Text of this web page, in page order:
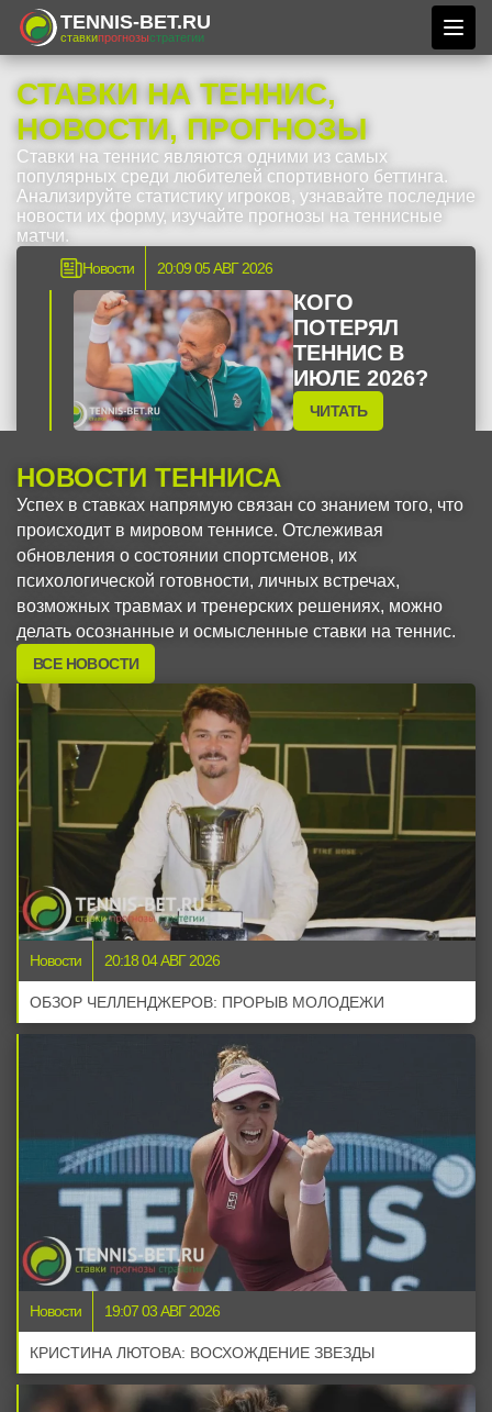
TENNIS-BET.RU
ставкипрогнозыстратегии
СТАВКИ НА ТЕННИС,
НОВОСТИ, ПРОГНОЗЫ
Ставки на теннис являются одними из самых
популярных среди любителей спортивного беттинга.
Анализируйте статистику игроков, узнавайте последние
новости их форму, изучайте прогнозы на теннисные
матчи.
Новости 20:09 05 АВГ 2026
КОГО
ПОТЕРЯЛ
ТЕННИС В
ИЮЛЕ 2026?
ЧИТАТЬ
НОВОСТИ ТЕННИСА
Успех в ставках напрямую связан со знанием того, что
происходит в мировом теннисе. Отслеживая
обновления о состоянии спортсменов, их
психологической готовности, личных встречах,
возможных травмах и тренерских решениях, можно
делать осознанные и осмысленные ставки на теннис.
ВСЕ НОВОСТИ
Новости 20:18 04 АВГ 2026
ОБЗОР ЧЕЛЛЕНДЖЕРОВ: ПРОРЫВ МОЛОДЕЖИ
Новости 19:07 03 АВГ 2026
КРИСТИНА ЛЮТОВА: ВОСХОЖДЕНИЕ ЗВЕЗДЫ